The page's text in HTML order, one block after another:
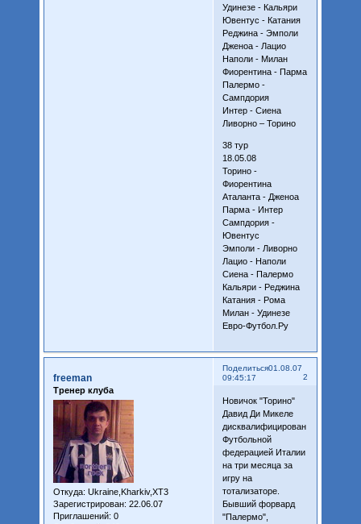
Удинезе - Кальяри
Ювентус - Катания
Реджина - Эмполи
Дженоа - Лацио
Наполи - Милан
Фиорентина - Парма
Палермо -
Сампдория
Интер - Сиена
Ливорно – Торино
38 тур
18.05.08
Торино -
Фиорентина
Аталанта - Дженоа
Парма - Интер
Сампдория -
Ювентус
Эмполи - Ливорно
Лацио - Наполи
Сиена - Палермо
Кальяри - Реджина
Катания - Рома
Милан - Удинезе
Евро-Футбол.Ру
Поделиться
2
01.08.07
09:45:17
freeman
Тренер клуба
Откуда: Ukraine,Kharkiv,XT3
Зарегистрирован: 22.06.07
Приглашений: 0
Новичок "Торино"
Давид Ди Микеле
дисквалифицирован
Футбольной
федерацией Италии
на три месяца за
игру на
тотализаторе.
Бывший форвард
"Палермо",